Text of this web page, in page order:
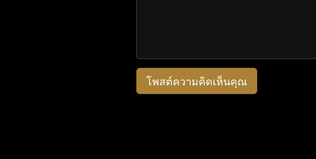
โพสต์ความคิดเห็นคุณ